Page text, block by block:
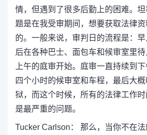
情，但遇到了很多后勤上的困难。
题是在我受审期间，想要获取法律
的。一般来说，审判日的流程是：
后在各种巴士、面包车和候审室里
上午的庭审开始。庭审一直持续到
四个小时的候审室和车程，最后大
狱，而这个时候，所有的法律工作
是最严重的问题。
Tucker Carlson： 那么，当你不在